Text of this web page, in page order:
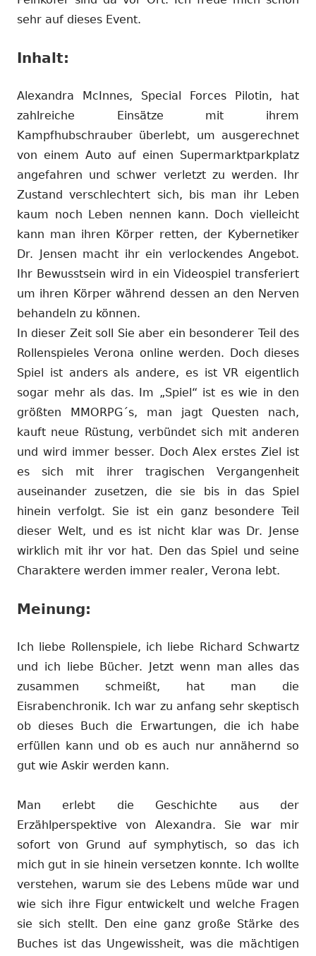
sehr auf dieses Event.
Inhalt:
Alexandra McInnes, Special Forces Pilotin, hat
zahlreiche Einsätze mit ihrem
Kampfhubschrauber überlebt, um ausgerechnet
von einem Auto auf einen Supermarktparkplatz
angefahren und schwer verletzt zu werden. Ihr
Zustand verschlechtert sich, bis man ihr Leben
kaum noch Leben nennen kann. Doch vielleicht
kann man ihren Körper retten, der Kybernetiker
Dr. Jensen macht ihr ein verlockendes Angebot.
Ihr Bewusstsein wird in ein Videospiel transferiert
um ihren Körper während dessen an den Nerven
behandeln zu können.
In dieser Zeit soll Sie aber ein besonderer Teil des
Rollenspieles Verona online werden. Doch dieses
Spiel ist anders als andere, es ist VR eigentlich
sogar mehr als das. Im „Spiel“ ist es wie in den
größten MMORPG´s, man jagt Questen nach,
kauft neue Rüstung, verbündet sich mit anderen
und wird immer besser. Doch Alex erstes Ziel ist
es sich mit ihrer tragischen Vergangenheit
auseinander zusetzen, die sie bis in das Spiel
hinein verfolgt. Sie ist ein ganz besondere Teil
dieser Welt, und es ist nicht klar was Dr. Jense
wirklich mit ihr vor hat. Den das Spiel und seine
Charaktere werden immer realer, Verona lebt.
Meinung:
Ich liebe Rollenspiele, ich liebe Richard Schwartz
und ich liebe Bücher. Jetzt wenn man alles das
zusammen schmeißt, hat man die
Eisrabenchronik. Ich war zu anfang sehr skeptisch
ob dieses Buch die Erwartungen, die ich habe
erfüllen kann und ob es auch nur annähernd so
gut wie Askir werden kann.
Man erlebt die Geschichte aus der
Erzählperspektive von Alexandra. Sie war mir
sofort von Grund auf symphytisch, so das ich
mich gut in sie hinein versetzen konnte. Ich wollte
verstehen, warum sie des Lebens müde war und
wie sich ihre Figur entwickelt und welche Fragen
sie sich stellt. Den eine ganz große Stärke des
Buches ist das Ungewissheit, was die mächtigen